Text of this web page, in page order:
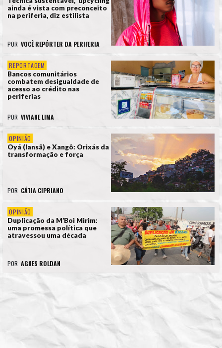
ainda é vista com preconceito
na periferia, diz estilista
POR VOCÊ REPÓRTER DA PERIFERIA
REPORTAGEM
Bancos comunitários
combatem desigualdade de
acesso ao crédito nas
periferias
POR VIVIANE LIMA
OPINIÃO
Oyá (Iansã) e Xangô: Orixás da
transformação e força
POR CÁTIA CIPRIANO
OPINIÃO
Duplicação da M’Boi Mirim:
uma promessa política que
atravessou uma década
POR AGNES ROLDAN